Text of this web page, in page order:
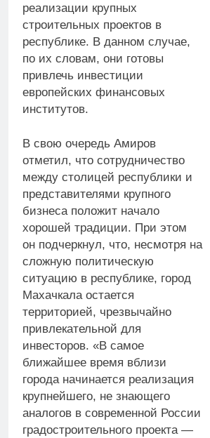
реализации крупных
строительных проектов в
республике. В данном случае,
по их словам, они готовы
привлечь инвестиции
европейских финансовых
институтов.
В свою очередь Амиров
отметил, что сотрудничество
между столицей республики и
представителями крупного
бизнеса положит начало
хорошей традиции. При этом
он подчеркнул, что, несмотря на
сложную политическую
ситуацию в республике, город
Махачкала остается
территорией, чрезвычайно
привлекательной для
инвесторов. «В самое
ближайшее время вблизи
города начинается реализация
крупнейшего, не знающего
аналогов в современной России
градостроительного проекта —